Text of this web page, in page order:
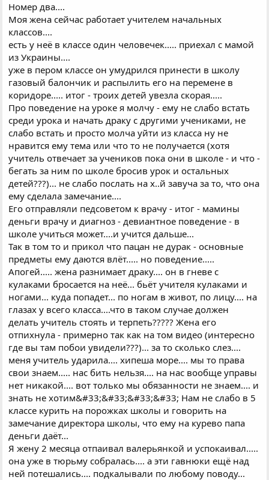
Номер два....
Моя жена сейчас работает учителем начальных
классов....
есть у неё в классе один человечек..... приехал с мамой
из Украины....
уже в пером классе он умудрился принести в школу
газовый балончик и распылить его на перемене в
коридоре..... итог - троих детей увезла скорая.....
Про поведение на уроке я молчу - ему не слабо встать
среди урока и начать драку с другими учениками, не
слабо встать и просто молча уйти из класса ну не
нравится ему тема или что то не получается (хотя
учитель отвечает за учеников пока они в школе - и что -
бегать за ним по школе бросив урок и остальных
детей???)... не слабо послать на х..й завуча за то, что она
ему сделала замечание....
Его отправляли педсоветом к врачу - итог - мамины
деньги врачу и диагноз - девиантное поведение - в
школе учиться может....и учится дальше...
Так в том то и прикол что пацан не дурак - основные
предметы ему даются влёт..... но поведение.....
Апогей..... жена разнимает драку.... он в гневе с
кулаками бросается на неё... бьёт учителя кулаками и
ногами... куда попадет... по ногам в живот, по лицу.... на
глазах у всего класса....что в таком случае должен
делать учитель стоять и терпеть????? Жена его
отпихнула - примерно так как на том видео (интересно
где вы там побои увидели???)... за то сколько слез....
меня учитель ударила.... хипеша море.... мы то права
свои знаем..... нас бить нельзя.... на нас вообще управы
нет никакой.... вот только мы обязанности не знаем.... и
знать не хотим&#33;&#33;&#33;&#33; Нам не слабо в 5
классе курить на порожках школы и говорить на
замечание директора школы, что ему на курево папа
деньги даёт...
Я жену 2 месяца отпаивал валерьянкой и успокаивал.....
она уже в тюрьму собралась.... а эти гавнюки ещё над
ней потешались.... подкалывали по любому поводу...